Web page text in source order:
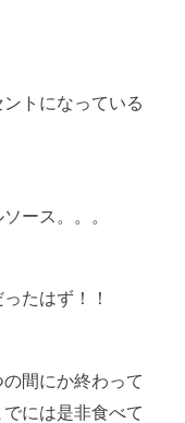
トになっている
ース。。。
たはず！！
間にか終わって
には是非食べて